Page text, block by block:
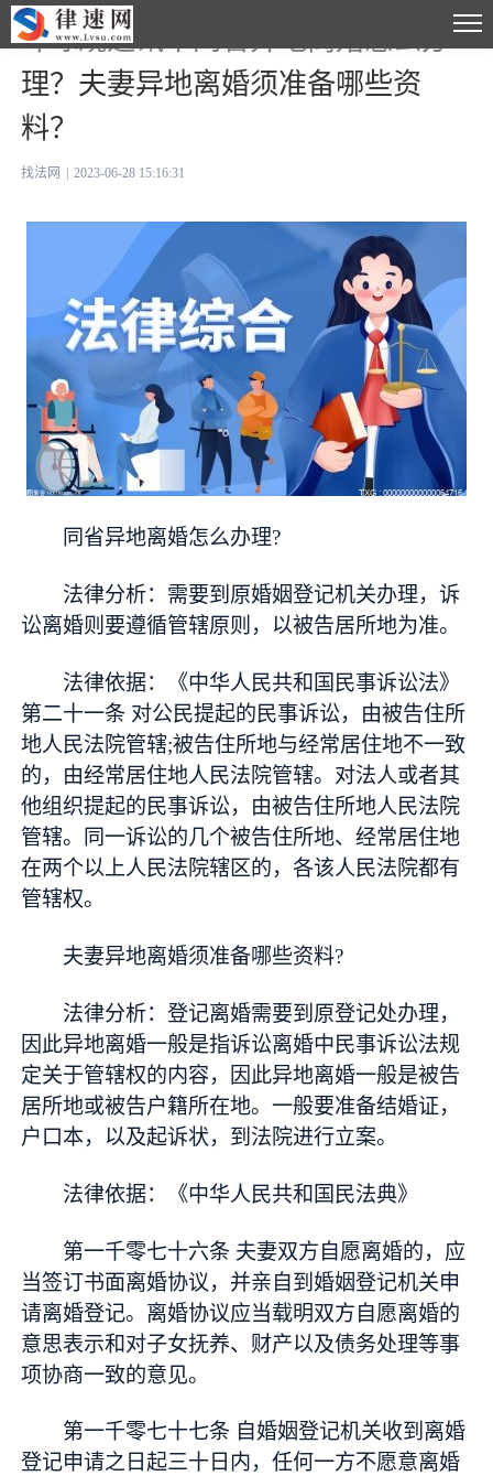
环球观速讯丨同省异地离婚怎么办
理？夫妻异地离婚须准备哪些资
料？
找法网 2023-06-28 15:16:31
同省异地离婚怎么办理?
法律分析：需要到原婚姻登记机关办理，诉
讼离婚则要遵循管辖原则，以被告居所地为准。
法律依据：《中华人民共和国民事诉讼法》
第二十一条 对公民提起的民事诉讼，由被告住所
地人民法院管辖;被告住所地与经常居住地不一致
的，由经常居住地人民法院管辖。对法人或者其
他组织提起的民事诉讼，由被告住所地人民法院
管辖。同一诉讼的几个被告住所地、经常居住地
在两个以上人民法院辖区的，各该人民法院都有
管辖权。
夫妻异地离婚须准备哪些资料?
法律分析：登记离婚需要到原登记处办理，
因此异地离婚一般是指诉讼离婚中民事诉讼法规
定关于管辖权的内容，因此异地离婚一般是被告
居所地或被告户籍所在地。一般要准备结婚证，
户口本，以及起诉状，到法院进行立案。
法律依据：《中华人民共和国民法典》
第一千零七十六条 夫妻双方自愿离婚的，应
当签订书面离婚协议，并亲自到婚姻登记机关申
请离婚登记。离婚协议应当载明双方自愿离婚的
意思表示和对子女抚养、财产以及债务处理等事
项协商一致的意见。
第一千零七十七条 自婚姻登记机关收到离婚
登记申请之日起三十日内，任何一方不愿意离婚